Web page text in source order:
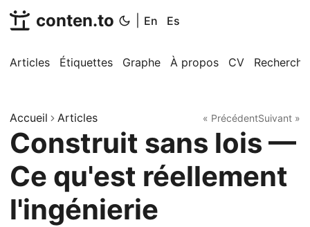
conten.to En Es
Articles Étiquettes Graphe À propos CV
Accueil Articles « PrécédentSuivant »
Construit sans lois —
Ce qu'est réellement
l'ingénierie